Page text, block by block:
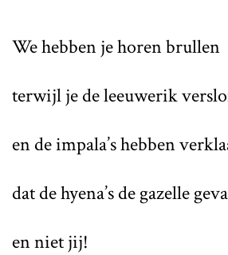
We hebben je horen brullen
terwijl je de leeuwerik
en de impala’s hebben
dat de hyena’s de gazelle
en niet jij!